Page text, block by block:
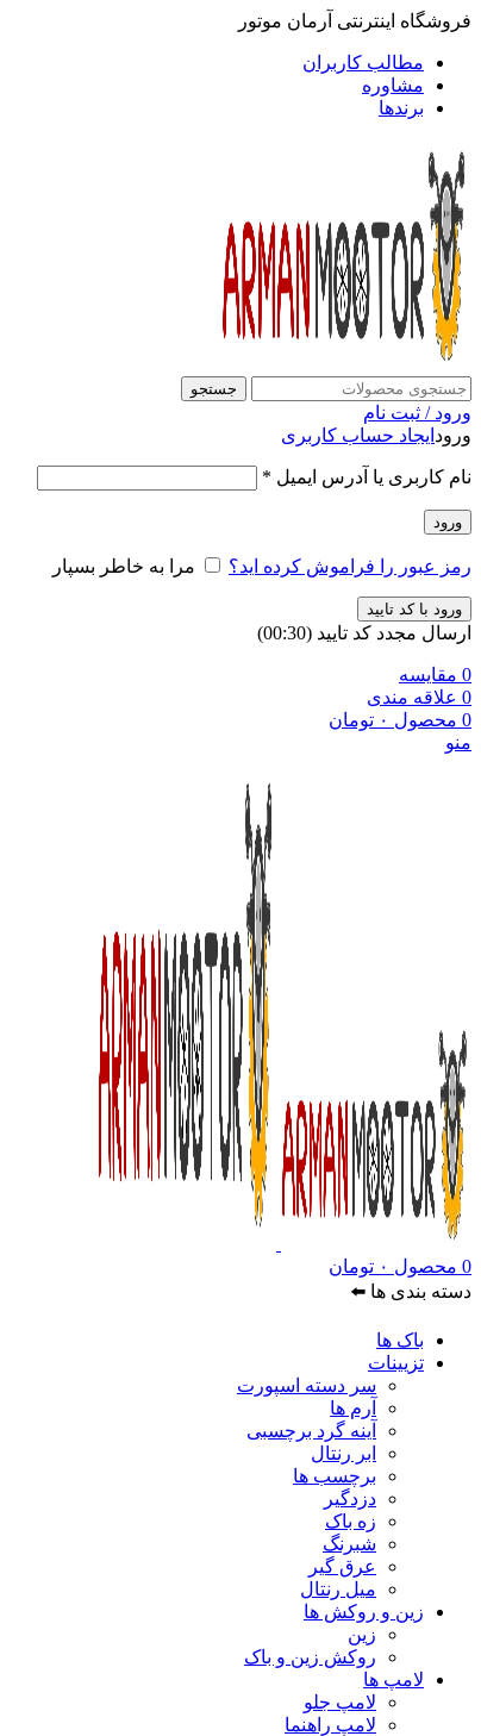
فروشگاه اینترنتی آرمان موتور
مطالب کاربران
مشاوره
برندها
جستجو
ورود / ثبت نام
ورود ایجاد حساب کاربری
نام کاربری یا آدرس ایمیل *
ورود
رمز عبور را فراموش کرده اید؟ مرا به خاطر بسپار
ورود با کد تایید
ارسال مجدد کد تایید (00:
30
)
0 مقایسه
0 علاقه مندی
0 محصول ۰ تومان
منو
0 محصول ۰ تومان
دسته بندی ها ⬅️
باک ها
تزیینات
سر دسته اسپورت
آرم ها
آینه گرد برچسبی
ابر رنتال
برچسب ها
دزدگیر
زه باک
شبرنگ
عرق گیر
میل رنتال
زین و روکش ها
زین
روکش زین و باک
لامپ ها
لامپ جلو
لامپ راهنما